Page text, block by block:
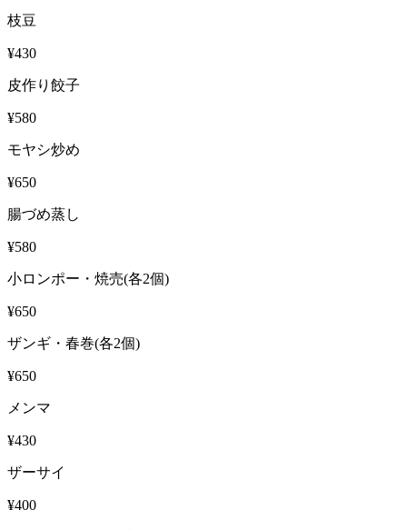
枝豆
¥430
皮作り餃子
¥580
モヤシ炒め
¥650
腸づめ蒸し
¥580
小ロンポー・焼売(各2個)
¥650
ザンギ・春巻(各2個)
¥650
メンマ
¥430
ザーサイ
¥400